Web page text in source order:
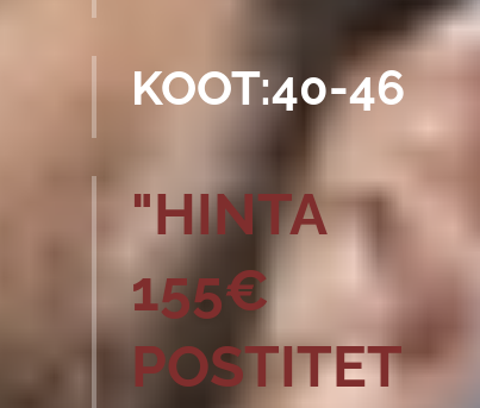
KOOT:40-46
"HINTA
155€
POSTITET